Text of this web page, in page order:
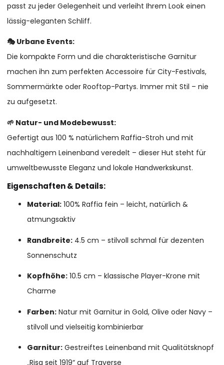
passt zu jeder Gelegenheit und verleiht Ihrem Look einen
lässig-eleganten Schliff.
🎭 Urbane Events:
Die kompakte Form und die charakteristische Garnitur
machen ihn zum perfekten Accessoire für City-Festivals,
Sommermärkte oder Rooftop-Partys. Immer mit Stil – nie
zu aufgesetzt.
🌱 Natur- und Modebewusst:
Gefertigt aus 100 % natürlichem Raffia-Stroh und mit
nachhaltigem Leinenband veredelt – dieser Hut steht für
umweltbewusste Eleganz und lokale Handwerkskunst.
Eigenschaften & Details:
Material: 100% Raffia fein – leicht, natürlich &
atmungsaktiv
Randbreite: 4.5 cm – stilvoll schmal für dezenten
Sonnenschutz
Kopfhöhe: 10.5 cm – klassische Player-Krone mit
Charme
Farben: Natur mit Garnitur in Gold, Olive oder Navy –
stilvoll und vielseitig kombinierbar
Garnitur: Gestreiftes Leinenband mit Qualitätsknopf
„Risa seit 1919“ auf Traverse